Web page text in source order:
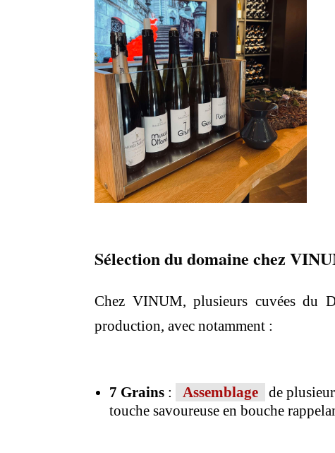
Sélection du domaine chez
Chez VINUM, plusieurs cuvées du
production, avec notamment :
7 Grains : Assemblage
de
touche savoureuse en bouche